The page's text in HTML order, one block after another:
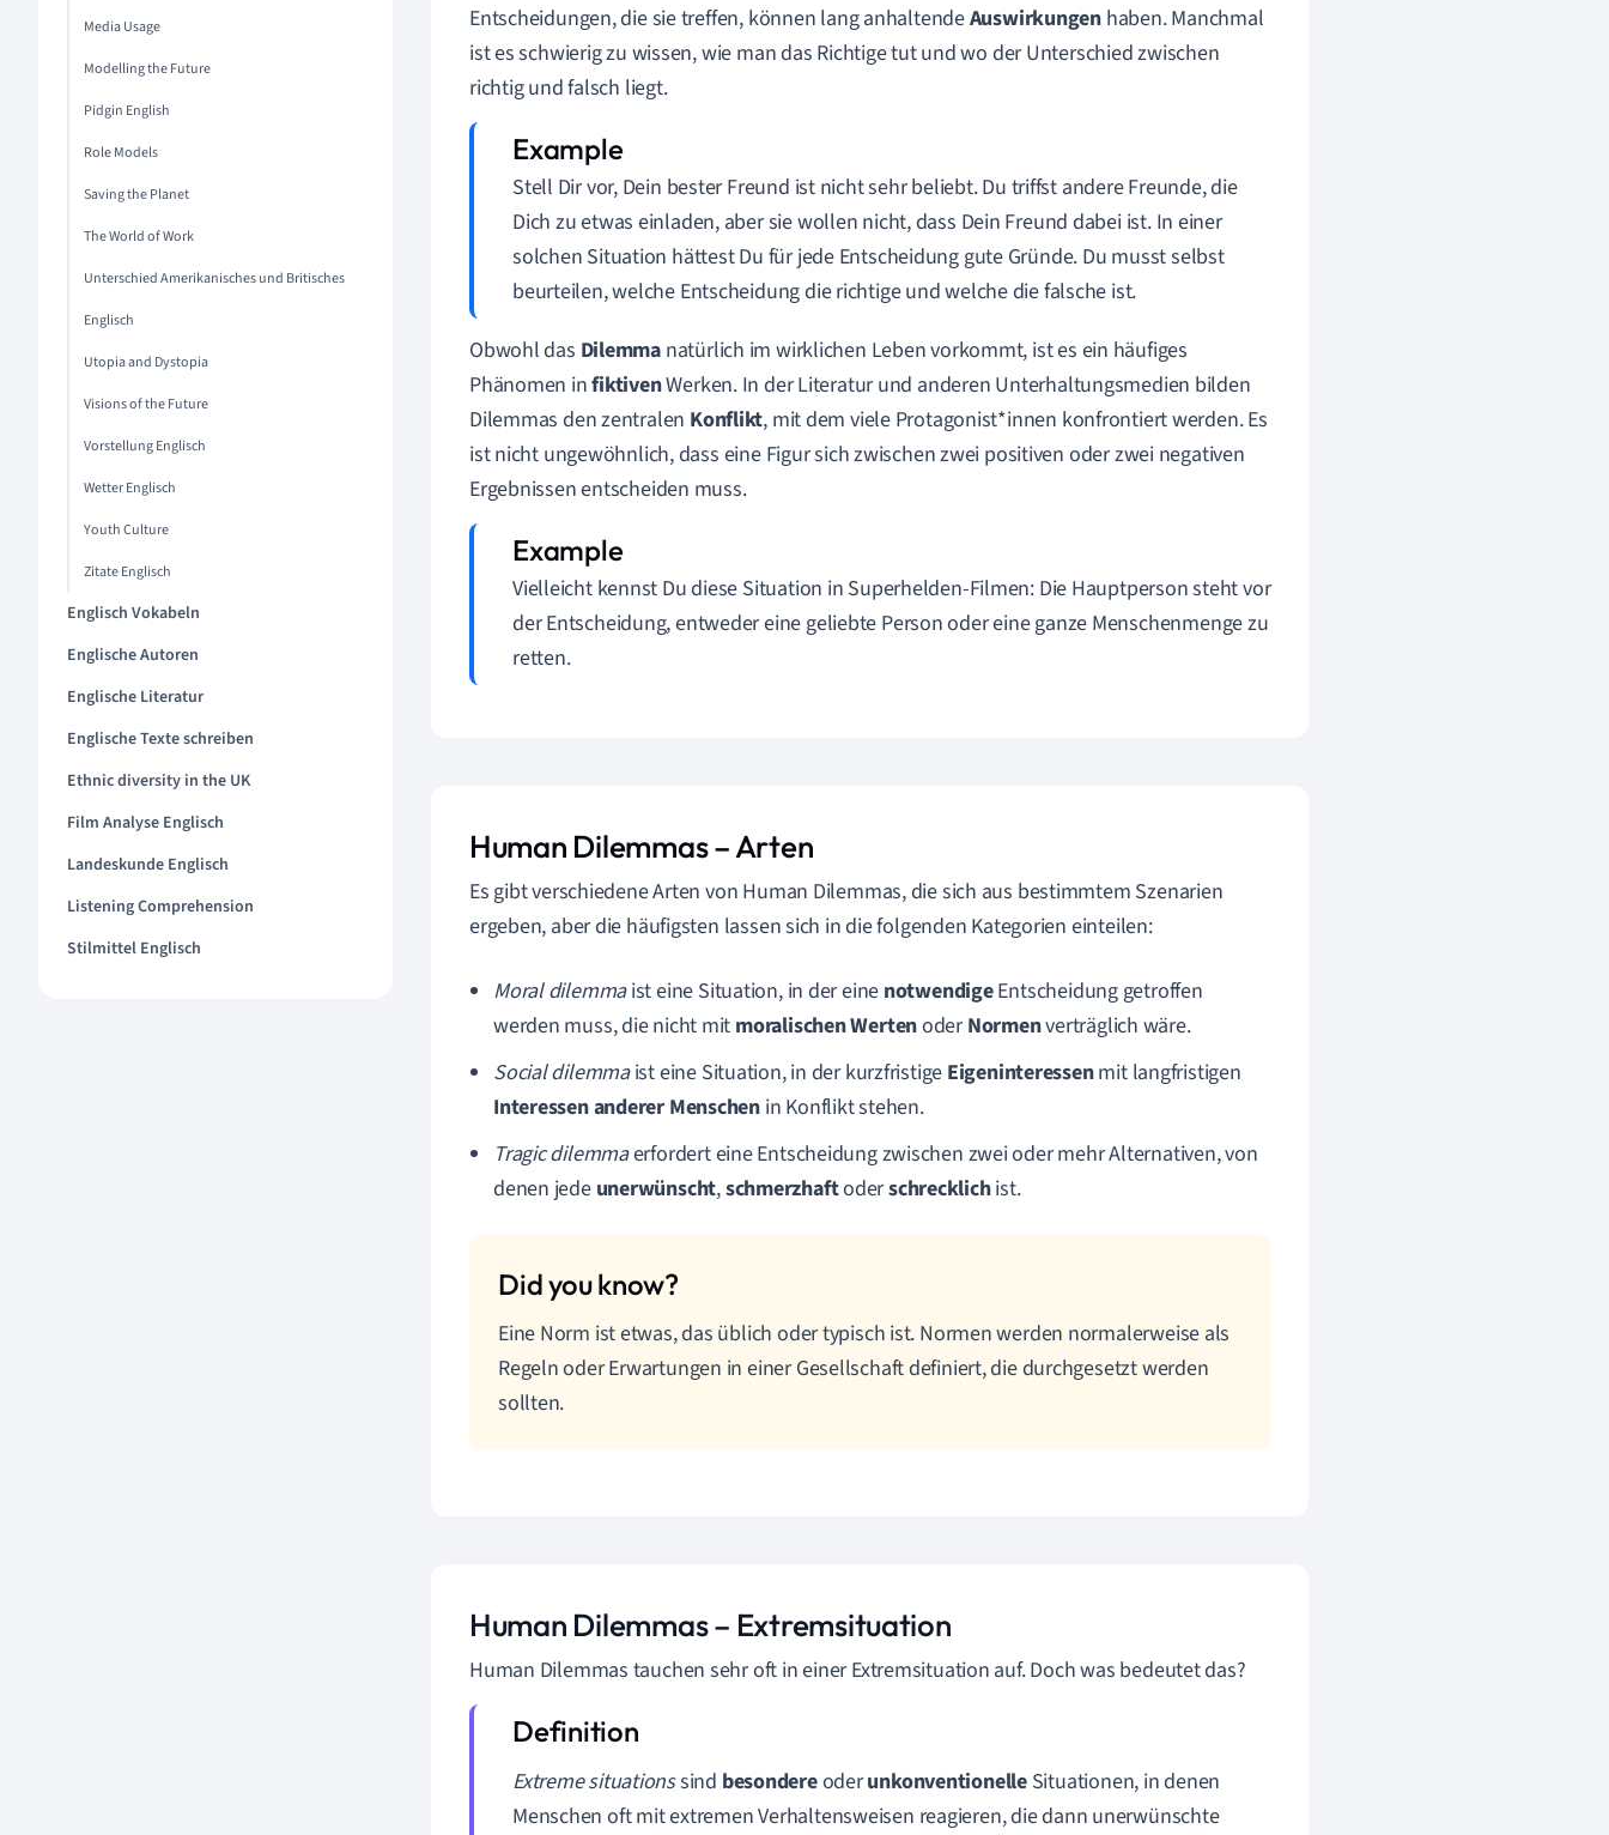
Media Usage
Modelling the Future
Pidgin English
Role Models
Saving the Planet
The World of Work
Unterschied Amerikanisches und Britisches
Englisch
Utopia and Dystopia
Visions of the Future
Vorstellung Englisch
Wetter Englisch
Youth Culture
Zitate Englisch
Englisch Vokabeln
Englische Autoren
Englische Literatur
Englische Texte schreiben
Ethnic diversity in the UK
Film Analyse Englisch
Landeskunde Englisch
Listening Comprehension
Stilmittel Englisch
Entscheidungen, die sie treffen, können lang anhaltendeAuswirkungen haben. Manchmal
ist es schwierig zu wissen, wie man das Richtige tut und wo der Unterschied zwischen
richtig und falsch liegt.
Stell Dir vor, Dein bester Freund ist nicht sehr beliebt. Du triffst andere Freunde, die
Dich zu etwas einladen, aber sie wollen nicht, dass Dein Freund dabei ist. In einer
solchen Situation hättest Du für jede Entscheidung gute Gründe. Du musst selbst
beurteilen, welche Entscheidung die richtige und welche die falsche ist.
Obwohl das Dilemma natürlich im wirklichen Leben vorkommt, ist es ein häufiges
Phänomen infiktivenWerken. In der Literatur und anderen Unterhaltungsmedien bilden
Dilemmas den zentralen Konflikt, mit dem viele Protagonist*innen konfrontiert werden. Es
ist nicht ungewöhnlich, dass eine Figur sich zwischen zwei positiven oder zwei negativen
Ergebnissen entscheiden muss.
Vielleicht kennst Du diese Situation in Superhelden-Filmen: Die Hauptperson steht vor
der Entscheidung, entweder eine geliebte Person oder eine ganze Menschenmenge zu
retten.
Human Dilemmas – Arten
Es gibt verschiedene Arten von Human Dilemmas, die sich aus bestimmtem Szenarien
ergeben, aber die häufigsten lassen sich in die folgenden Kategorien einteilen:
Moral dilemmaist eine Situation, in der eine notwendigeEntscheidung getroffen
werden muss, die nicht mit moralischenWertenoderNormenverträglich wäre.
Social dilemmaist eine Situation, in der kurzfristige Eigeninteressenmit langfristigen
Interessen anderer Menschen in Konflikt stehen.
Tragic dilemmaerfordert eine Entscheidung zwischen zwei oder mehr Alternativen, von
denen jede unerwünscht,schmerzhaftoderschrecklichist.
Eine Norm ist etwas, das üblich oder typisch ist. Normen werden normalerweise als
Regeln oder Erwartungen in einer Gesellschaft definiert, die durchgesetzt werden
sollten.
Human Dilemmas – Extremsituation
Human Dilemmas tauchen sehr oft in einer Extremsituation auf. Doch was bedeutet das?
Extreme situationssind besondereoderunkonventionelleSituationen, in denen
Menschen oft mit extremen Verhaltensweisen reagieren, die dann unerwünschte